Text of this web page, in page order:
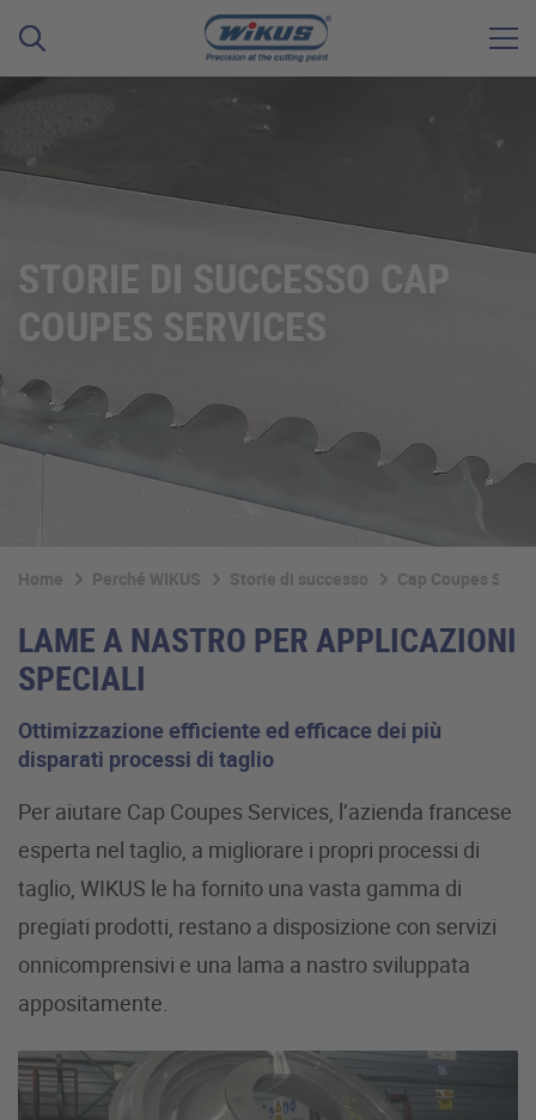
STORIE DI SUCCESSO CAP
COUPES SERVICES
Home Perché WIKUS Storie di successo Cap Coupes
LAME A NASTRO PER APPLICAZIONI
SPECIALI
Ottimizzazione efficiente ed efficace dei più
disparati processi di taglio
Per aiutare Cap Coupes Services, l’azienda francese
esperta nel taglio, a migliorare i propri processi di
taglio, WIKUS le ha fornito una vasta gamma di
pregiati prodotti, restano a disposizione con servizi
onnicomprensivi e una lama a nastro sviluppata
appositamente.